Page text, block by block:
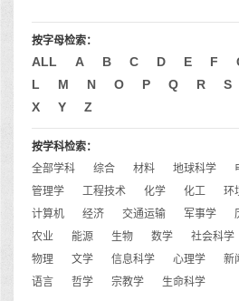
按字母检索：
ALL A B C D E F
L
M N O P Q R S
X
Y Z
按学科检索：
全部学科
综合 材料 地球科学
管理学
工程技术 化学 化工 环
计算机
经济 交通运输 军事学
农业
能源 生物 数学 社会科学
物理
文学 信息科学 心理学 新
语言
哲学 宗教学 生命科学